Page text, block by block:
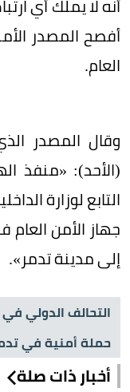
أنه لا يملك أي
أفصح المصدر
العام.
وقال المصدر
(الأحد): «منفذ
جهاز الأمن
إلى مدينة تدمر».
التحالف الدولي
حملة أمنية في
أخبار ذات صلة